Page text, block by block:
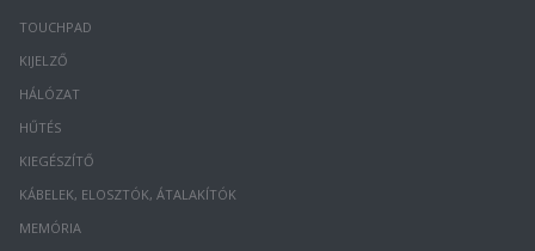
TOUCHPAD
KIJELZŐ
HÁLÓZAT
HŰTÉS
KIEGÉSZÍTŐ
KÁBELEK, ELOSZTÓK, ÁTALAKÍTÓK
MEMÓRIA